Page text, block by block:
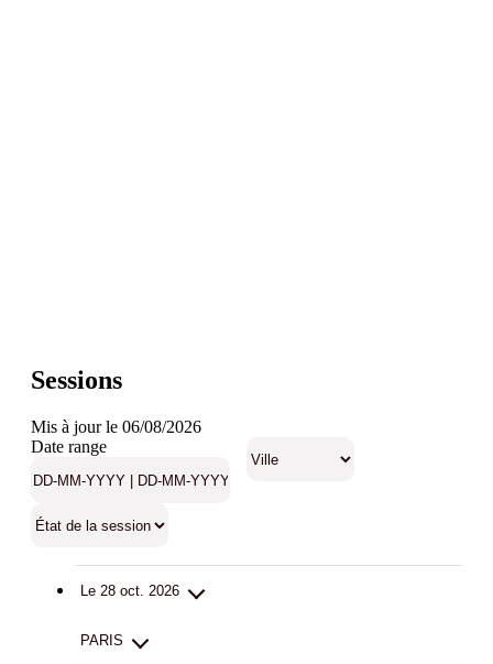
Sessions
Mis à jour le 06/08/2026
Date range
Le 28 oct. 2026
PARIS